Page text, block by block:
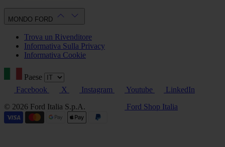
MONDO FORD
Trova un Rivenditore
Informativa Sulla Privacy
Informativa Cookie
Paese
Facebook
X Instagram Youtube
LinkedIn
© 2026 Ford Italia S.p.A.
Ford Shop Italia